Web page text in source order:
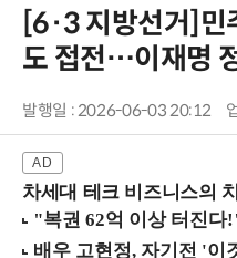
[6·3 지방선거]민
도 접전…이재명
발행일 : 2026-06-03 20:12
차세대 테크 비즈니스의 치트키, 양자컴